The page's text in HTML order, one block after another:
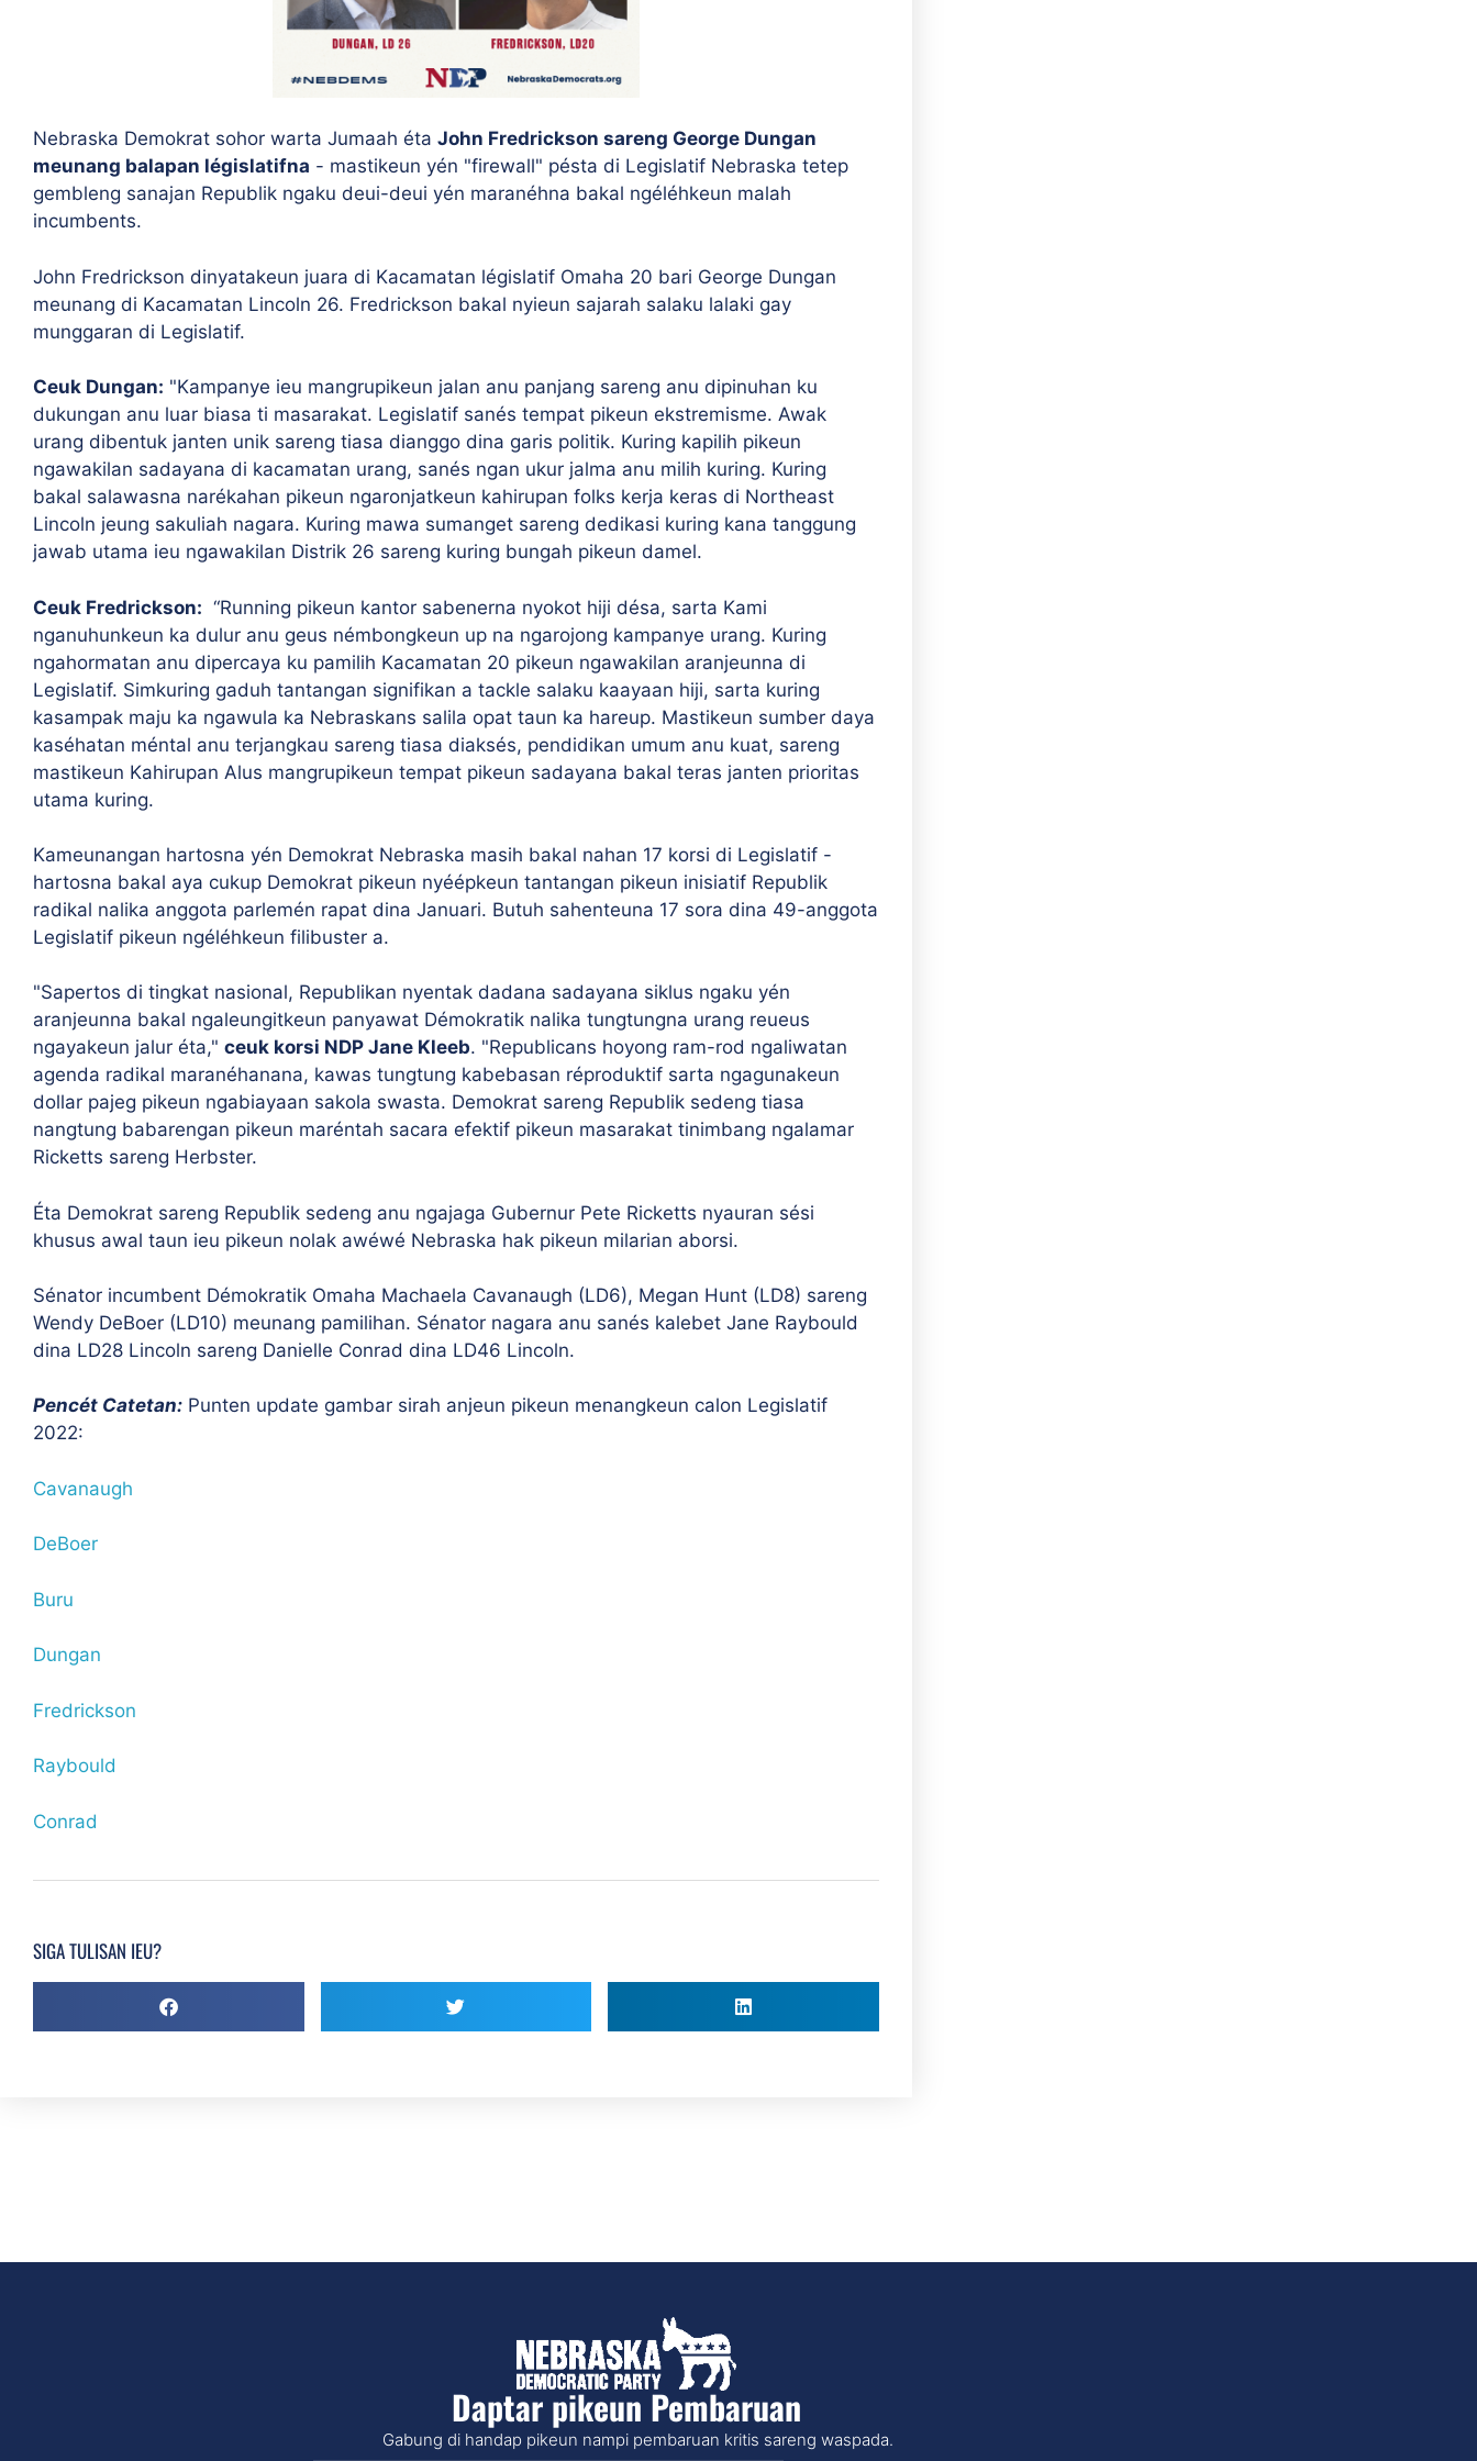
Nebraska Demokrat sohor warta Jumaah éta John Fredrickson sareng George Dungan
meunang balapan législatifna - mastikeun yén "firewall" pésta di Legislatif Nebraska tetep
gembleng sanajan Republik ngaku deui-deui yén maranéhna bakal ngéléhkeun malah
incumbents.
John Fredrickson dinyatakeun juara di Kacamatan législatif Omaha 20 bari George Dungan
meunang di Kacamatan Lincoln 26. Fredrickson bakal nyieun sajarah salaku lalaki gay
munggaran di Legislatif.
Ceuk Dungan: "Kampanye ieu mangrupikeun jalan anu panjang sareng anu dipinuhan ku
dukungan anu luar biasa ti masarakat. Legislatif sanés tempat pikeun ekstremisme. Awak
urang dibentuk janten unik sareng tiasa dianggo dina garis politik. Kuring kapilih pikeun
ngawakilan sadayana di kacamatan urang, sanés ngan ukur jalma anu milih kuring. Kuring
bakal salawasna narékahan pikeun ngaronjatkeun kahirupan folks kerja keras di Northeast
Lincoln jeung sakuliah nagara. Kuring mawa sumanget sareng dedikasi kuring kana tanggung
jawab utama ieu ngawakilan Distrik 26 sareng kuring bungah pikeun damel.
Ceuk Fredrickson: “Running pikeun kantor sabenerna nyokot hiji désa, sarta Kami
nganuhunkeun ka dulur anu geus némbongkeun up na ngarojong kampanye urang. Kuring
ngahormatan anu dipercaya ku pamilih Kacamatan 20 pikeun ngawakilan aranjeunna di
Legislatif. Simkuring gaduh tantangan signifikan a tackle salaku kaayaan hiji, sarta kuring
kasampak maju ka ngawula ka Nebraskans salila opat taun ka hareup. Mastikeun sumber daya
kaséhatan méntal anu terjangkau sareng tiasa diaksés, pendidikan umum anu kuat, sareng
mastikeun Kahirupan Alus mangrupikeun tempat pikeun sadayana bakal teras janten prioritas
utama kuring.
Kameunangan hartosna yén Demokrat Nebraska masih bakal nahan 17 korsi di Legislatif -
hartosna bakal aya cukup Demokrat pikeun nyéépkeun tantangan pikeun inisiatif Republik
radikal nalika anggota parlemén rapat dina Januari. Butuh sahenteuna 17 sora dina 49-anggota
Legislatif pikeun ngéléhkeun filibuster a.
"Sapertos di tingkat nasional, Republikan nyentak dadana sadayana siklus ngaku yén
aranjeunna bakal ngaleungitkeun panyawat Démokratik nalika tungtungna urang reueus
ngayakeun jalur éta," ceuk korsi NDP Jane Kleeb. "Republicans hoyong ram-rod ngaliwatan
agenda radikal maranéhanana, kawas tungtung kabebasan réproduktif sarta ngagunakeun
dollar pajeg pikeun ngabiayaan sakola swasta. Demokrat sareng Republik sedeng tiasa
nangtung babarengan pikeun maréntah sacara efektif pikeun masarakat tinimbang ngalamar
Ricketts sareng Herbster.
Éta Demokrat sareng Republik sedeng anu ngajaga Gubernur Pete Ricketts nyauran sési
khusus awal taun ieu pikeun nolak awéwé Nebraska hak pikeun milarian aborsi.
Sénator incumbent Démokratik Omaha Machaela Cavanaugh (LD6), Megan Hunt (LD8) sareng
Wendy DeBoer (LD10) meunang pamilihan. Sénator nagara anu sanés kalebet Jane Raybould
dina LD28 Lincoln sareng Danielle Conrad dina LD46 Lincoln.
Pencét Catetan: Punten update gambar sirah anjeun pikeun menangkeun calon Legislatif
2022:
Cavanaugh
DeBoer
Buru
Dungan
Fredrickson
Raybould
Conrad
SIGA TULISAN IEU?
Daptar pikeun Pembaruan
Gabung di handap pikeun nampi pembaruan kritis sareng waspada.